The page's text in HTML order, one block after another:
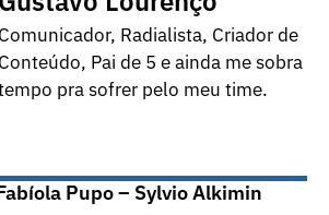
Comunicador, Radialista, Criador de
Conteúdo, Pai de 5 e ainda me sobra
pra sofrer pelo meu time.
Pupo – Sylvio Alkimin